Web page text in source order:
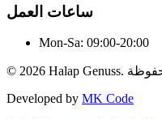
ساعات العمل
Mon-Sa: 09:00-20:00
© 2026
Developed by MK Code